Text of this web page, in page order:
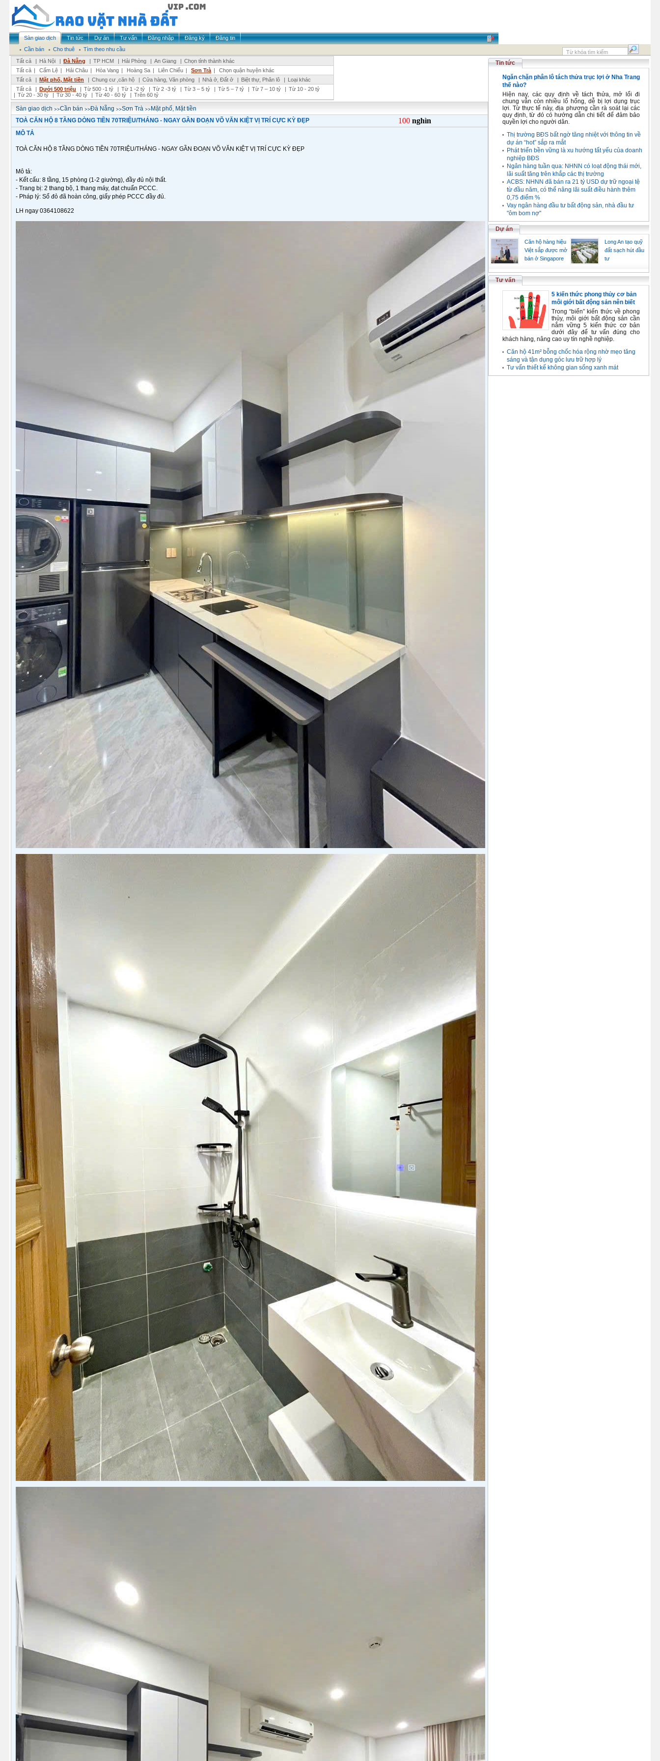
Sàn giao dịch Tin tức Dự án Tư vấn Đăng nhập Đăng ký
Đăng tin
Cần bán
Cho thuê
Tìm theo nhu cầu
Tất cả
| Hà Nội | Đà Nẵng | TP HCM | Hải Phòng | An Giang | Chọn tỉnh thành khác
Tất cả | Cẩm Lệ | Hải Châu | Hòa Vang | Hoàng Sa | Liên Chiểu | Sơn Trà |
Chọn quận huyện khác
Tất cả
| Mặt phố, Mặt tiền | Chung cư ,căn hộ | Cửa hàng, Văn phòng | Nhà ở, Đất ở | Biệt thự, Phân lô | Loại khác
Tất cả
| Dưới 500 triệu | Từ 500 -1 tỷ | Từ 1 -2 tỷ | Từ 2 -3 tỷ | Từ 3 – 5 tỷ | Từ 5 – 7 tỷ | Từ 7 – 10 tỷ | Từ 10 - 20 tỷ
| Từ 20 - 30 tỷ | Từ 30 - 40 tỷ | Từ 40 - 60 tỷ | Trên 60 tỷ
Sàn giao dịch >>Cần bán >>Đà Nẵng >>Sơn Trà >>Mặt phố, Mặt tiền
TOÀ CĂN HỘ 8 TẦNG DÒNG TIỀN 70TRIỆU/THÁNG - NGAY GẦN ĐOẠN VÕ VĂN KIỆT VỊ TRÍ CỰC KỲ ĐẸP
100 nghìn
MÔ TẢ
TOÀ CĂN HỘ 8 TẦNG DÒNG TIỀN 70TRIỆU/THÁNG - NGAY GẦN ĐOẠN VÕ VĂN KIỆT VỊ TRÍ CỰC KỲ ĐẸP
Mô tả:
- Kết cấu: 8 tầng, 15 phòng (1-2 giường), đầy đủ nội thất.
- Trang bị: 2 thang bộ, 1 thang máy, đạt chuẩn PCCC.
- Pháp lý: Sổ đỏ đã hoàn công, giấy phép PCCC đầy đủ.
LH ngay 0364108622
Tin tức
Ngăn chặn phân lô tách thửa trục lợi ở Nha Trang
thế nào?
Hiện nay, các quy định về tách thửa, mở lối đi
chung vẫn còn nhiều lổ hổng, dễ bị lợi dụng trục
lợi. Từ thực tế này, địa phương cần rà soát lại các
quy định, từ đó có hướng dẫn chi tiết để đảm bảo
quyền lợi cho người dân.
Thị trường BĐS bất ngờ tăng nhiệt với thông tin về
dự án “hot” sắp ra mắt
Phát triển bền vững là xu hướng tất yếu của doanh
nghiệp BĐS
Ngân hàng tuần qua: NHNN có loạt động thái mới,
lãi suất tăng trên khắp các thị trường
ACBS: NHNN đã bán ra 21 tỷ USD dự trữ ngoại tệ
từ đầu năm, có thể nâng lãi suất điều hành thêm
0,75 điểm %
Vay ngân hàng đầu tư bất động sản, nhà đầu tư
"ôm bom nợ"
Dự án
Căn hộ hàng hiệu
Việt sắp được mở
bán ở Singapore
Long An tạo quỹ
đất sạch hút đầu
tư
Tư vấn
5 kiến thức phong thủy cơ bản
môi giới bất động sản nên biết
Trong “biển” kiến thức về phong
thủy, môi giới bất động sản cần
nắm vững 5 kiến thức cơ bản
dưới đây để tư vấn đúng cho
khách hàng, nâng cao uy tín nghề nghiệp.
Căn hộ 41m² bỗng chốc hóa rộng nhờ mẹo tăng
sáng và tận dụng góc lưu trữ hợp lý
Tư vấn thiết kế không gian sống xanh mát